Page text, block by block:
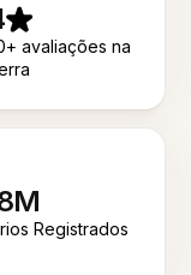
avaliações na
Registrados